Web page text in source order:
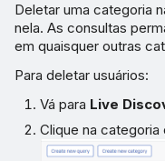
Deletar uma categoria
nela. As consultas
em quaisquer outras
Para deletar usuários:
Vá para Live
Clique na